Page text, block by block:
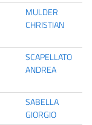
MULDER
CHRISTIAN
SCAPELLATO
ANDREA
SABELLA
GIORGIO